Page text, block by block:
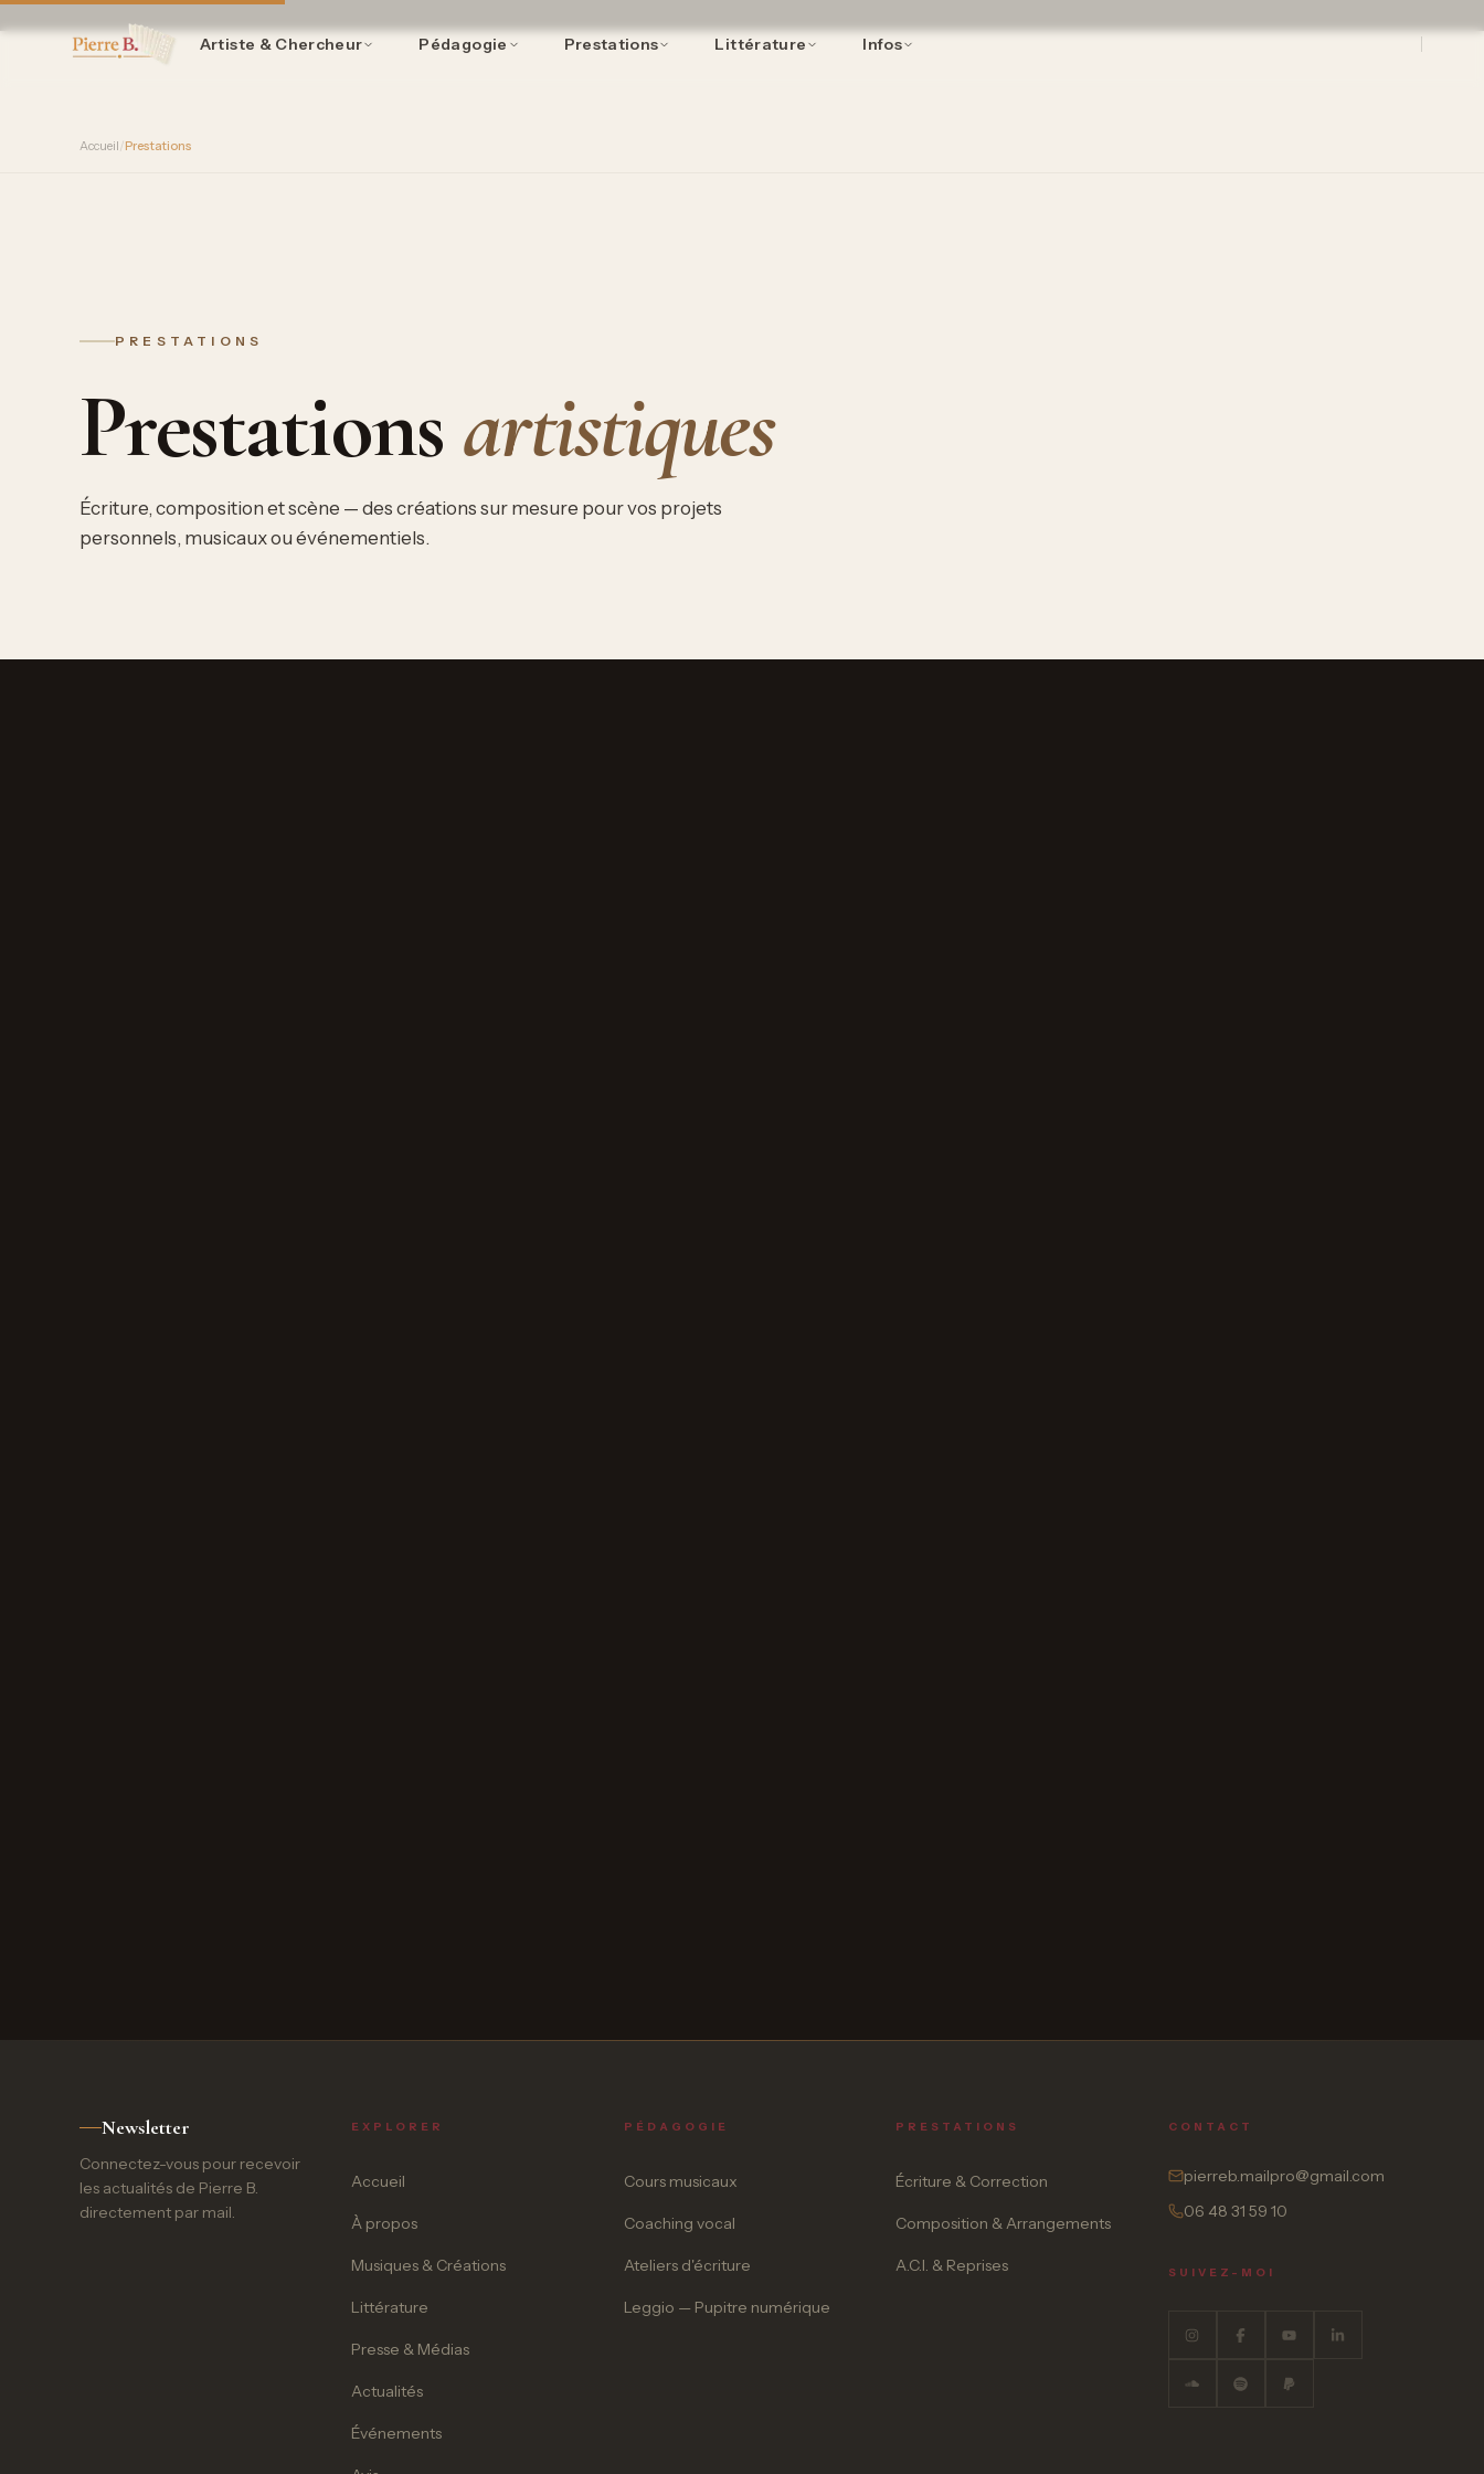
Artiste & Chercheur Pédagogie Prestations Littérature Infos
Accueil/Prestations
PRESTATIONS
Prestationsartistiques
Écriture, composition et scène — des créations sur mesure pour vos projets
personnels, musicaux ou événementiels.
Newsletter
Connectez-vous pour recevoir
les actualités de Pierre B.
directement par mail.
EXPLORER
Accueil
À propos
Musiques & Créations
Littérature
Presse & Médias
Actualités
Événements
PÉDAGOGIE
Cours musicaux
Coaching vocal
Ateliers d'écriture
Leggio — Pupitre numérique
PRESTATIONS
Écriture & Correction
Composition & Arrangements
A.C.I. & Reprises
CONTACT
pierreb.mailpro@gmail.com
06 48 31 59 10
SUIVEZ-MOI